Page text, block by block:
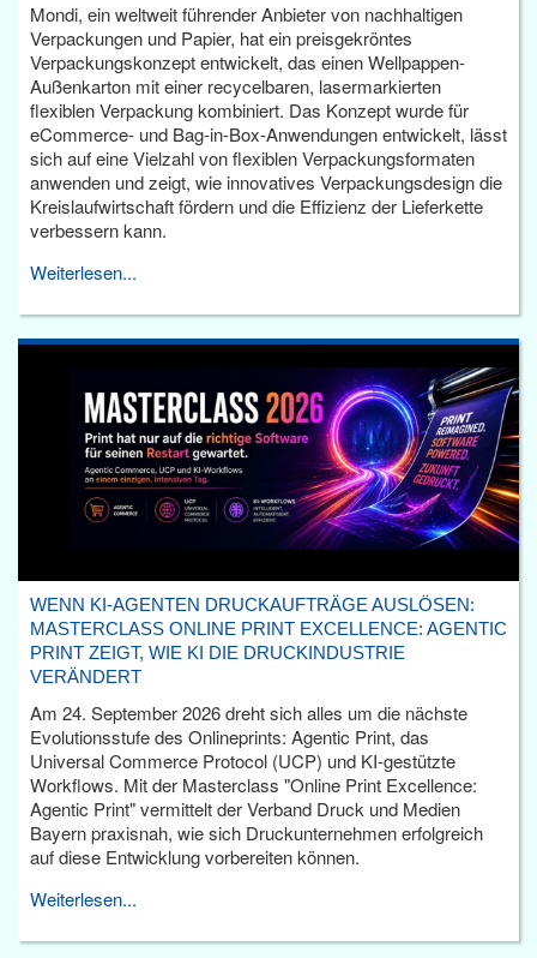
Mondi, ein weltweit führender Anbieter von nachhaltigen
Verpackungen und Papier, hat ein preisgekröntes
Verpackungskonzept entwickelt, das einen Wellpappen-
Außenkarton mit einer recycelbaren, lasermarkierten
flexiblen Verpackung kombiniert. Das Konzept wurde für
eCommerce- und Bag-in-Box-Anwendungen entwickelt, lässt
sich auf eine Vielzahl von flexiblen Verpackungsformaten
anwenden und zeigt, wie innovatives Verpackungsdesign die
Kreislaufwirtschaft fördern und die Effizienz der Lieferkette
verbessern kann.
Weiterlesen...
WENN KI-AGENTEN DRUCKAUFTRÄGE AUSLÖSEN:
MASTERCLASS ONLINE PRINT EXCELLENCE: AGENTIC
PRINT ZEIGT, WIE KI DIE DRUCKINDUSTRIE
VERÄNDERT
Am 24. September 2026 dreht sich alles um die nächste
Evolutionsstufe des Onlineprints: Agentic Print, das
Universal Commerce Protocol (UCP) und KI-gestützte
Workflows. Mit der Masterclass "Online Print Excellence:
Agentic Print" vermittelt der Verband Druck und Medien
Bayern praxisnah, wie sich Druckunternehmen erfolgreich
auf diese Entwicklung vorbereiten können.
Weiterlesen...